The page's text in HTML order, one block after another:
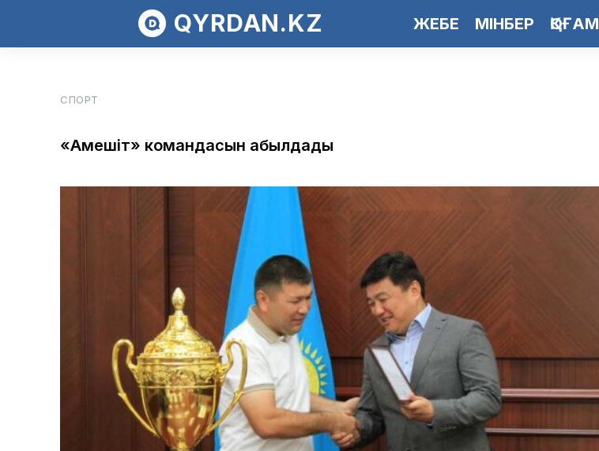
QYRDAN.KZ ЖЕБЕ МІНБЕР ҚОҒАМ
СПОРТ
«Ақмешіт» командасын қабылдады